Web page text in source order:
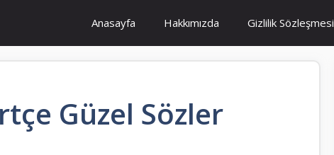
Anasayfa Hakkımızda Gizlilik Sözleşmesi
Güzel Sözler